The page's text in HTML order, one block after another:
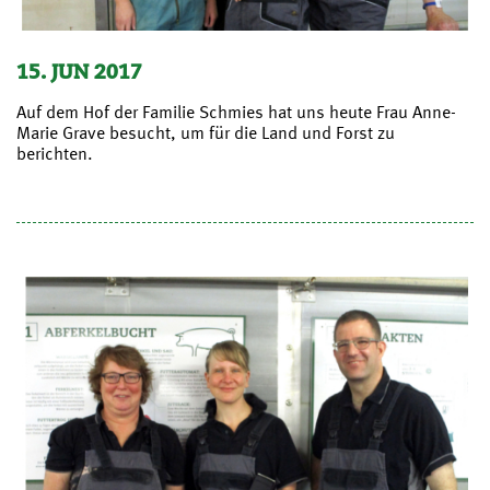
15. JUN 2017
Auf dem Hof der Familie Schmies hat uns heute Frau Anne-
Marie Grave besucht, um für die Land und Forst zu
berichten.